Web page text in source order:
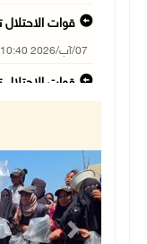
قوات
07/آب/2026 10:40 م
قوات
07/آب/2026 10:15 م
الاحتلال
07/آب/2026 08:52 م
Next